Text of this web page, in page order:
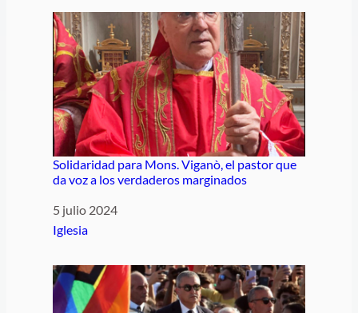
Solidaridad para Mons. Viganò, el pastor que
da voz a los verdaderos marginados
Fecha
5 julio 2024
Respecto a
Iglesia